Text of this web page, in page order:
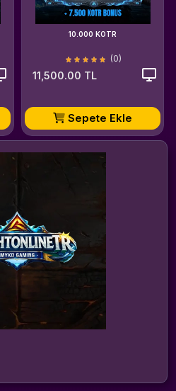
10.000 KOTR
(0)
11,500.00 TL
Sepete Ekle